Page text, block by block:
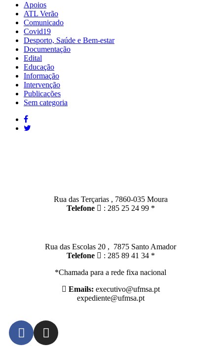
Apoios
ATL Verão
Comunicado
Covid19
Desporto, Saúde e Bem-estar
Documentação
Edital
Educação
Informação
Intervenção
Publicações
Sem categoria
Rua das Terçarias , 7860-035 Moura
Telefone
: 285 25 24 99 *
Rua das Escolas 20 , 7875 Santo Amador
Telefone
: 285 89 41 34 *
*Chamada para a rede fixa nacional
Emails: executivo@ufmsa.pt
expediente@ufmsa.pt